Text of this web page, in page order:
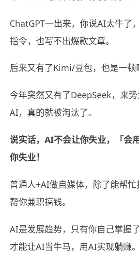
ChatGPT一出来，你说AI太牛了
指令，也写不出爆款文章。
后来又有了Kimi/豆包，也是一顿
今年突然又有了DeepSeek，来
AI，真的就被淘汰了。
说实话，AI不会让你失业，「会
你失业！
普通人+AI做自媒体，除了能帮
帮你兼职搞钱。
AI是发展趋势，只有你自己掌握
才能让AI当牛马，用AI实现躺赚。